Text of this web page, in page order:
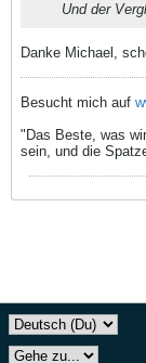
Und der
Danke Michael,
Besucht mich auf
"Das Beste, was
sein, und die